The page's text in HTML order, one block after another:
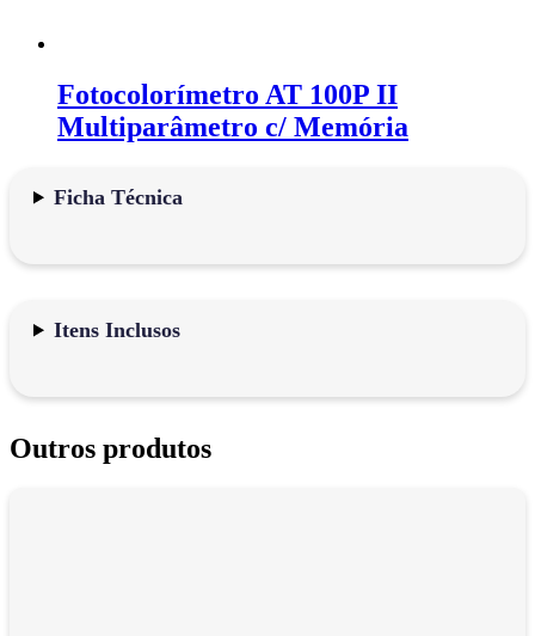
Fotocolorímetro AT 100P II
Multiparâmetro c/ Memória
Ficha Técnica
Itens Inclusos
Outros produtos